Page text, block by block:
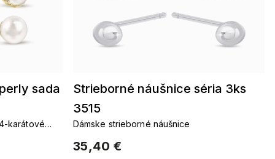
sada
karátové
Strieborné náušnice séria 3ks
3515
35,40 €
Dámske strieborné náušnice